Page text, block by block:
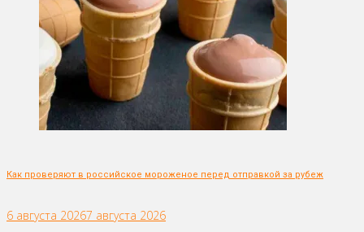
Как проверяют в российское мороженое перед отправкой за рубеж
6 августа 20267 августа 2026